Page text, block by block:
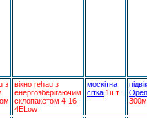
з
вікно rehau з
енергозберігаючим
склопакетом 4-16-
4ELow
москітна
сітка 1шт.